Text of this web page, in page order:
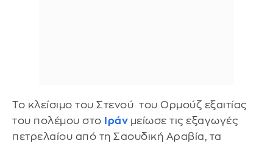
Το κλείσιμο του Στενού του Ορμούζ εξαιτίας
του πολέμου στο
Ιράν μείωσε τις εξαγωγές
πετρελαίου από τη Σαουδική Αραβία, τα